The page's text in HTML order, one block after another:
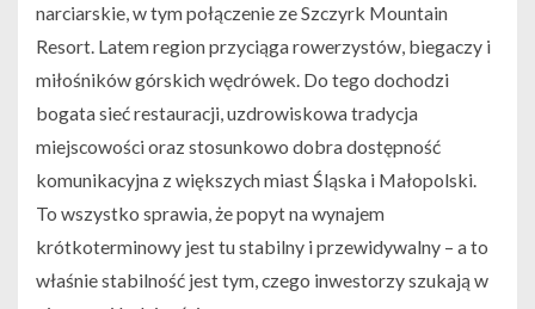
narciarskie, w tym połączenie ze Szczyrk Mountain
Resort. Latem region przyciąga rowerzystów, biegaczy i
miłośników górskich wędrówek. Do tego dochodzi
bogata sieć restauracji, uzdrowiskowa tradycja
miejscowości oraz stosunkowo dobra dostępność
komunikacyjna z większych miast Śląska i Małopolski.
To wszystko sprawia, że popyt na wynajem
krótkoterminowy jest tu stabilny i przewidywalny – a to
właśnie stabilność jest tym, czego inwestorzy szukają w